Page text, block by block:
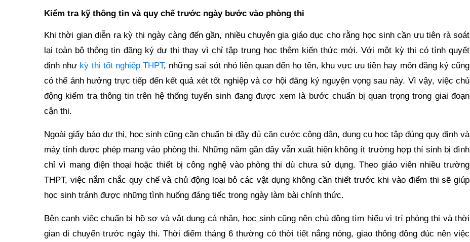
Kiểm tra kỹ thông tin và quy chế trước ngày bước vào phòng thi
Khi thời gian diễn ra kỳ thi ngày càng đến gần, nhiều chuyên gia giáo dục cho rằng học sinh cần ưu tiên rà soát
lại toàn bộ thông tin đăng ký dự thi thay vì chỉ tập trung học thêm kiến thức mới. Với một kỳ thi có tính quyết
định như kỳ thi tốt nghiệp THPT, những sai sót nhỏ liên quan đến họ tên, khu vực ưu tiên hay môn đăng ký cũng
có thể ảnh hưởng trực tiếp đến kết quả xét tốt nghiệp và cơ hội đăng ký nguyện vọng sau này. Vì vậy, việc chủ
động kiểm tra thông tin trên hệ thống tuyển sinh đang được xem là bước chuẩn bị quan trọng trong giai đoạn
cận thi.
Ngoài giấy báo dự thi, học sinh cũng cần chuẩn bị đầy đủ căn cước công dân, dụng cụ học tập đúng quy định và
máy tính được phép mang vào phòng thi. Những năm gần đây vẫn xuất hiện không ít trường hợp thí sinh bị đình
chỉ vì mang điện thoại hoặc thiết bị công nghệ vào phòng thi dù chưa sử dụng. Theo giáo viên nhiều trường
THPT, việc nắm chắc quy chế và chủ động loại bỏ các vật dụng không cần thiết trước khi vào điểm thi sẽ giúp
học sinh tránh được những tình huống đáng tiếc trong ngày làm bài chính thức.
Bên cạnh việc chuẩn bị hồ sơ và vật dụng cá nhân, học sinh cũng nên chủ động tìm hiểu vị trí phòng thi và thời
gian di chuyển trước ngày thi. Thời điểm tháng 6 thường có thời tiết nắng nóng, giao thông đông đúc nên việc